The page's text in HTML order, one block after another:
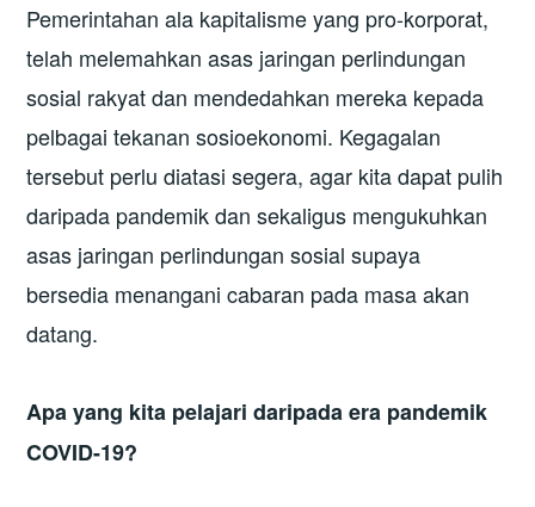
Pemerintahan ala kapitalisme yang pro-korporat,
telah melemahkan asas jaringan perlindungan
sosial rakyat dan mendedahkan mereka kepada
pelbagai tekanan sosioekonomi. Kegagalan
tersebut perlu diatasi segera, agar kita dapat pulih
daripada pandemik dan sekaligus mengukuhkan
asas jaringan perlindungan sosial supaya
bersedia menangani cabaran pada masa akan
datang.
Apa yang kita pelajari daripada era pandemik
COVID-19?